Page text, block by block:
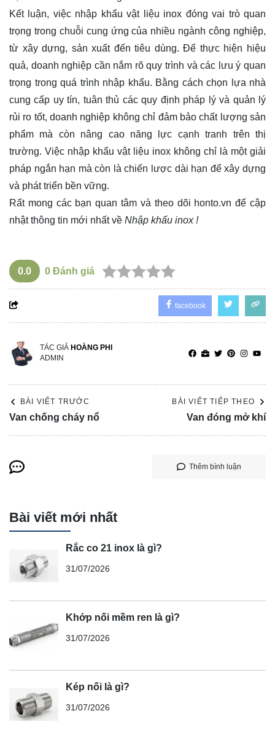
Kết luận, việc nhập khẩu vật liệu inox đóng vai trò quan
trọng trong chuỗi cung ứng của nhiều ngành công nghiệp,
từ xây dựng, sản xuất đến tiêu dùng. Để thực hiện hiệu
quả, doanh nghiệp cần nắm rõ quy trình và các lưu ý quan
trọng trong quá trình nhập khẩu. Bằng cách chọn lựa nhà
cung cấp uy tín, tuân thủ các quy định pháp lý và quản lý
rủi ro tốt, doanh nghiệp không chỉ đảm bảo chất lượng sản
phẩm mà còn nâng cao năng lực cạnh tranh trên thị
trường. Việc nhập khẩu vật liệu inox không chỉ là một giải
pháp ngắn hạn mà còn là chiến lược dài hạn để xây dựng
và phát triển bền vững.
Rất mong các bạn quan tâm và theo dõi honto.vn để cập
nhật thông tin mới nhất về Nhập khẩu inox !
0.0 0 Đánh giá
facebook
TÁC GIẢ HOÀNG PHI
ADMIN
BÀI VIẾT TRƯỚC
Van chống cháy nổ
BÀI VIẾT TIẾP THEO
Van đóng mở khí
Thêm bình luận
Bài viết mới nhất
Rắc co 21 inox là gì?
31/07/2026
Khớp nối mềm ren là gì?
31/07/2026
Kép nối là gì?
31/07/2026